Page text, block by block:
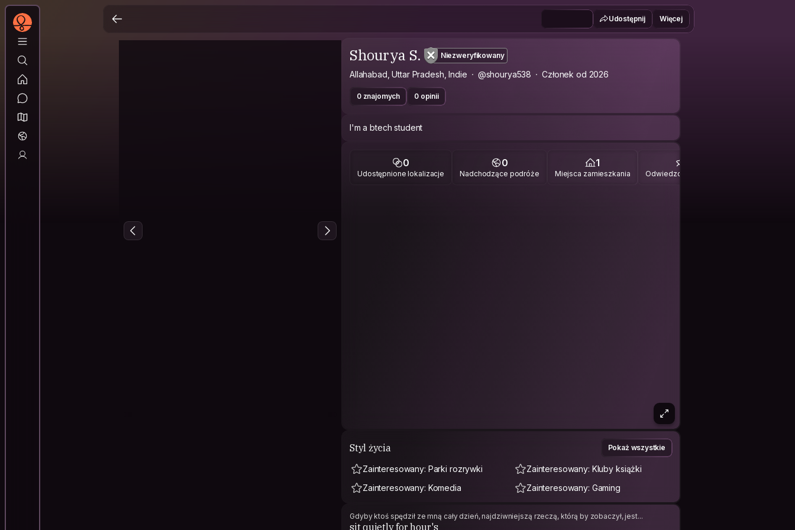
Udostępnij Więcej
Shourya S. Niezweryfikowany
Allahabad, Uttar Pradesh, Indie @shourya538 Członek od 2026
0 znajomych 0 opinii
I'm a btech student
0
Udostępnione lokalizacje
0
Nadchodzące podróże
1
Miejsca zamieszkania Odwiedzone miejsca
Styl życia Pokaż wszystkie
Zainteresowany: Parki rozrywki
Zainteresowany: Kluby książki
Zainteresowany: Komedia
Zainteresowany: Gaming
Gdyby ktoś spędził ze mną cały dzień, najdziwniejszą rzeczą, którą by zobaczył, jest...
sit quietly for hour's